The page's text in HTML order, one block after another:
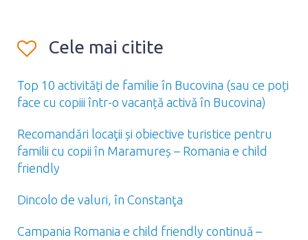
Cele mai citite
Top 10 activități de familie în Bucovina (sau ce poți
face cu copiii într-o vacanță activă în Bucovina)
Recomandări locaţii și obiective turistice pentru
familii cu copii în Maramureș – Romania e child
friendly
Dincolo de valuri, în Constanţa
Campania Romania e child friendly continuă –